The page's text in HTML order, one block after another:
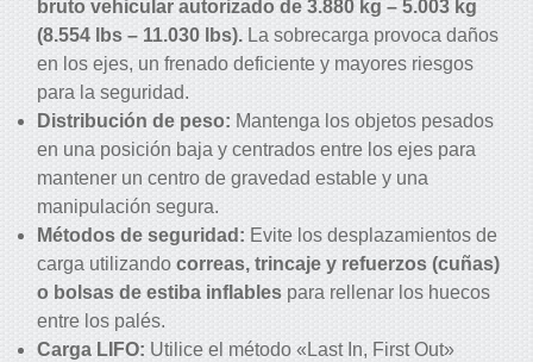
bruto vehicular autorizado de 3.880 kg – 5.003 kg
(8.554 lbs – 11.030 lbs). La sobrecarga provoca daños
en los ejes, un frenado deficiente y mayores riesgos
para la seguridad.
Distribución de peso: Mantenga los objetos pesados ​​
en una posición baja y centrados entre los ejes para
mantener un centro de gravedad estable y una
manipulación segura.
Métodos de seguridad: Evite los desplazamientos de
carga utilizando correas, trincaje y refuerzos (cuñas)
o bolsas de estiba inflables para rellenar los huecos
entre los palés.
Carga LIFO: Utilice el método «Last In, First Out»